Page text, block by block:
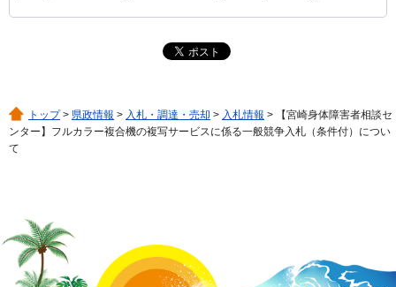
トップ> 県政情報 > 入札・調達・売却 > 入札情報 > 【宮崎身体障害者相談セ
ンター】フルカラー複合機の複写サービスに係る一般競争入札（条件付）につい
て